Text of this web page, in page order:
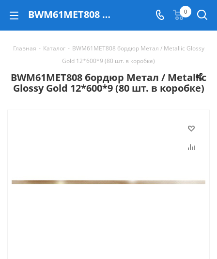
BWM61MET808 бордюр Метал / Metallic Glossy Gold 12*600*9 (80 шт. в коробке) - купить в Екатеринбурге 0
Главная - Каталог - BWM61MET808 бордюр Метал / Metallic Glossy
Gold 12*600*9 (80 шт. в коробке)
BWM61MET808 бордюр Метал / Metallic
Glossy Gold 12*600*9 (80 шт. в коробке)